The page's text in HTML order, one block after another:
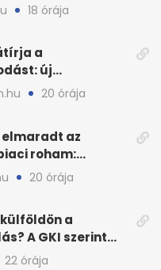
cernavodăi
18 órája
a
új
keres a
20 órája
elmaradt az
roham:
a kiadó
20 órája
a
A GKI szerint
a magyar árszint
22 órája